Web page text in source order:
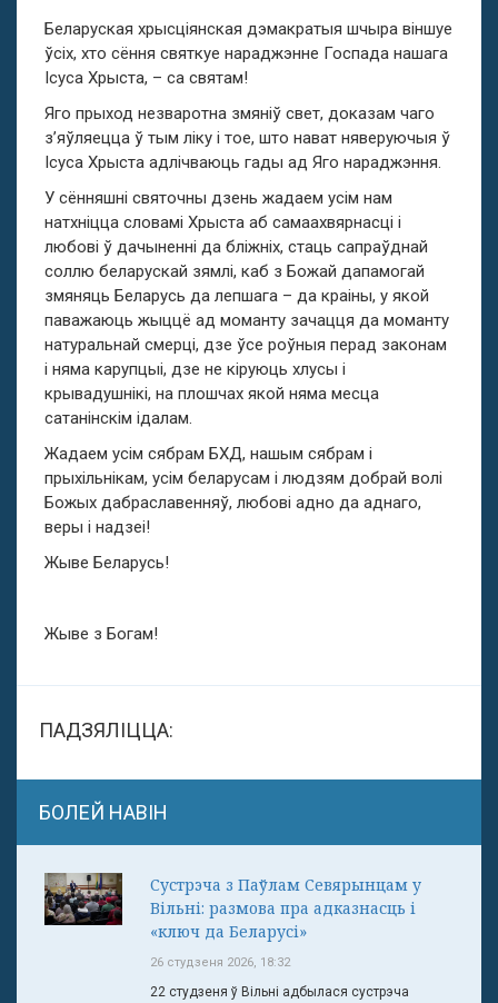
Беларуская хрысціянская дэмакратыя шчыра віншуе
ўсіх, хто сёння святкуе нараджэнне Госпада нашага
Ісуса Хрыста, – са святам!
Яго прыход незваротна змяніў свет, доказам чаго
з’яўляецца ў тым ліку і тое, што нават няверуючыя ў
Ісуса Хрыста адлічваюць гады ад Яго нараджэння.
У сённяшні святочны дзень жадаем усім нам
натхніцца словамі Хрыста аб самаахвярнасці і
любові ў дачыненні да бліжніх, стаць сапраўднай
соллю беларускай зямлі, каб з Божай дапамогай
змяняць Беларусь да лепшага – да краіны, у якой
паважаюць жыццё ад моманту зачацця да моманту
натуральнай смерці, дзе ўсе роўныя перад законам
і няма карупцыі, дзе не кіруюць хлусы і
крывадушнікі, на плошчах якой няма месца
сатанінскім ідалам.
Жадаем усім сябрам БХД, нашым сябрам і
прыхільнікам, усім беларусам і людзям добрай волі
Божых дабраславенняў, любові адно да аднаго,
веры і надзеі!
Жыве Беларусь!
Жыве з Богам!
ПАДЗЯЛІЦЦА:
БОЛЕЙ НАВІН
Сустрэча з Паўлам Севярынцам у
Вільні: размова пра адказнасць і
«ключ да Беларусі»
26 студзеня 2026, 18:32
22 студзеня ў Вільні адбылася сустрэча